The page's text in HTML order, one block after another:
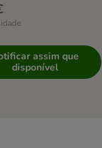
assim que
disponível